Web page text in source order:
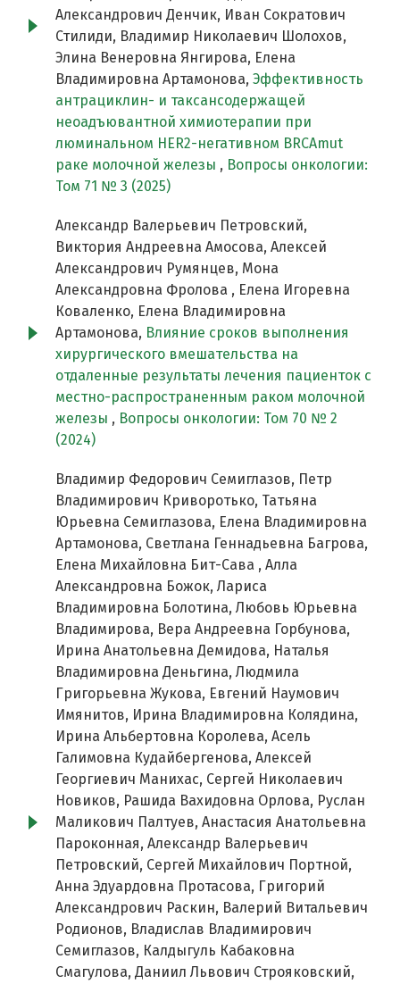
Александрович Денчик, Иван Сократович
Стилиди, Владимир Николаевич Шолохов,
Элина Венеровна Янгирова, Елена
Владимировна Артамонова, Эффективность
антрациклин- и таксансодержащей
неоадъювантной химиотерапии при
люминальном HER2-негативном BRCAmut
раке молочной железы , Вопросы онкологии:
Том 71 № 3 (2025)
Александр Валерьевич Петровский,
Виктория Андреевна Амосова, Алексей
Александрович Румянцев, Мона
Александровна Фролова , Елена Игоревна
Коваленко, Елена Владимировна
Артамонова, Влияние сроков выполнения
хирургического вмешательства на
отдаленные результаты лечения пациенток с
местно-распространенным раком молочной
железы , Вопросы онкологии: Том 70 № 2
(2024)
Владимир Федорович Семиглазов, Петр
Владимирович Криворотько, Татьяна
Юрьевна Семиглазова, Елена Владимировна
Артамонова, Светлана Геннадьевна Багрова,
Елена Михайловна Бит-Сава , Алла
Александровна Божок, Лариса
Владимировна Болотина, Любовь Юрьевна
Владимирова, Вера Андреевна Горбунова,
Ирина Анатольевна Демидова, Наталья
Владимировна Деньгина, Людмила
Григорьевна Жукова, Евгений Наумович
Имянитов, Ирина Владимировна Колядина,
Ирина Альбертовна Королева, Асель
Галимовна Кудайбергенова, Алексей
Георгиевич Манихас, Сергей Николаевич
Новиков, Рашида Вахидовна Орлова, Руслан
Маликович Палтуев, Анастасия Анатольевна
Пароконная, Александр Валерьевич
Петровский, Сергей Михайлович Портной,
Анна Эдуардовна Протасова, Григорий
Александрович Раскин, Валерий Витальевич
Родионов, Владислав Владимирович
Семиглазов, Калдыгуль Кабаковна
Смагулова, Даниил Львович Строяковский,